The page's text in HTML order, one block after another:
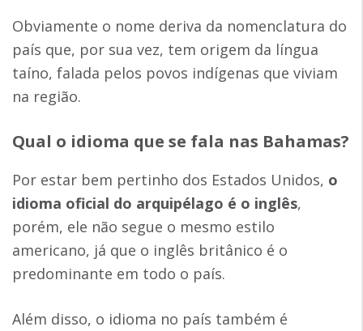
Obviamente o nome deriva da nomenclatura do
país que, por sua vez, tem origem da língua
taíno, falada pelos povos indígenas que viviam
na região.
Qual o idioma que se fala nas Bahamas?
Por estar bem pertinho dos Estados Unidos, o
idioma oficial do arquipélago é o inglês,
porém, ele não segue o mesmo estilo
americano, já que o inglês britânico é o
predominante em todo o país.
Além disso, o idioma no país também é